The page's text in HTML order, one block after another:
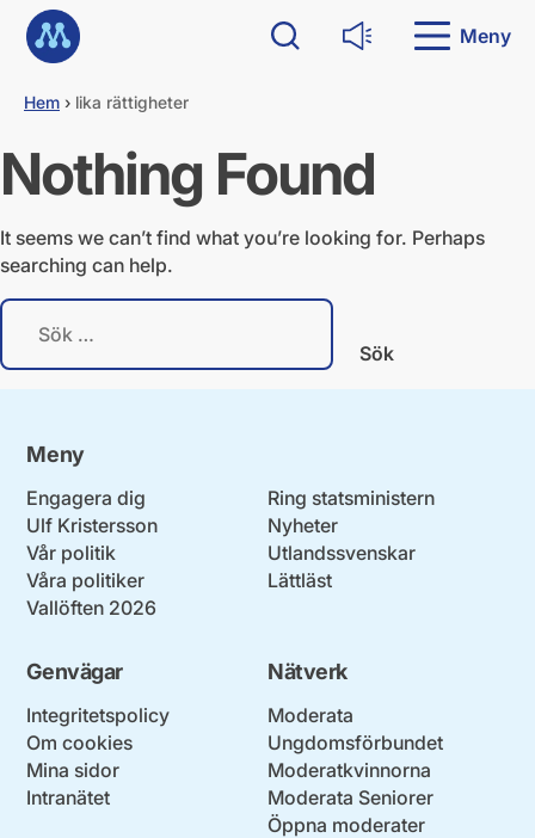
k
t
i
l
l
i
e
Sök
Läs upp Meny
Hem › lika rättigheter
Nothing Found
It seems we can’t find what you’re looking for. Perhaps
searching can help.
S
k
Meny
Engagera dig
Ulf Kristersson
Vår politik
Våra politiker
Vallöften 2026
Ring statsministern
Nyheter
Utlandssvenskar
Lättläst
Genvägar
Integritetspolicy
Om cookies
Mina sidor
Intranätet
Nätverk
Moderata
Ungdomsförbundet
Moderatkvinnorna
Moderata Seniorer
Öppna moderater